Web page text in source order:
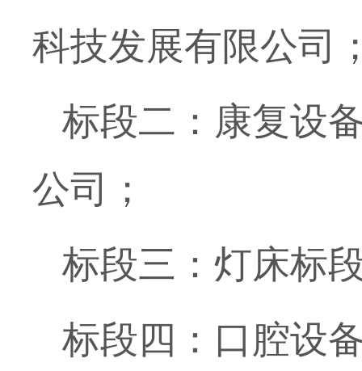
科技发展有限公司
标段二：康复设
公司
；
标段三：灯床标
标段四：口腔设